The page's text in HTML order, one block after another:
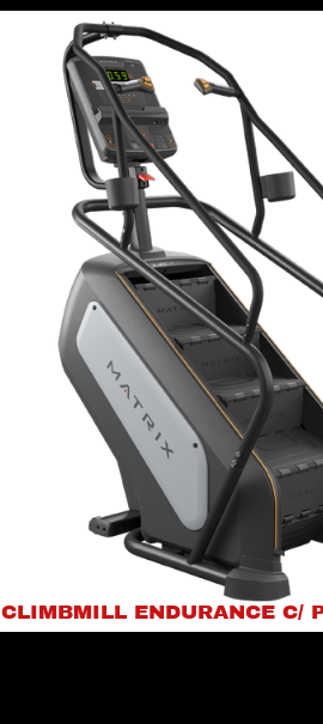
CLIMBMILL ENDURANCE C/